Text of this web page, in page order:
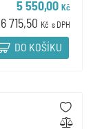
5 550,00 Kč
6 715,50 Kč s DPH
DO KOŠÍKU